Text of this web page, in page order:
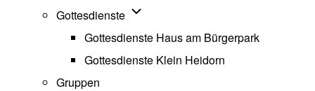
Gottesdienste Unternavigation von Gottesdienste
Gottesdienste Haus am Bürgerpark
Gottesdienste Klein Heidorn
Gruppen